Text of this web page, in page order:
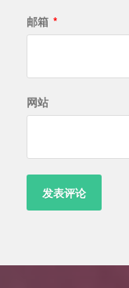
邮箱 *
网站